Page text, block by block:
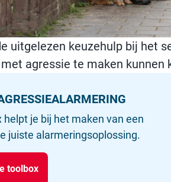
uitgelezen keuzehulp bij het
agressie te maken kunnen
helpt je bij het maken van een
juiste alarmeringsoplossing.
toolbox